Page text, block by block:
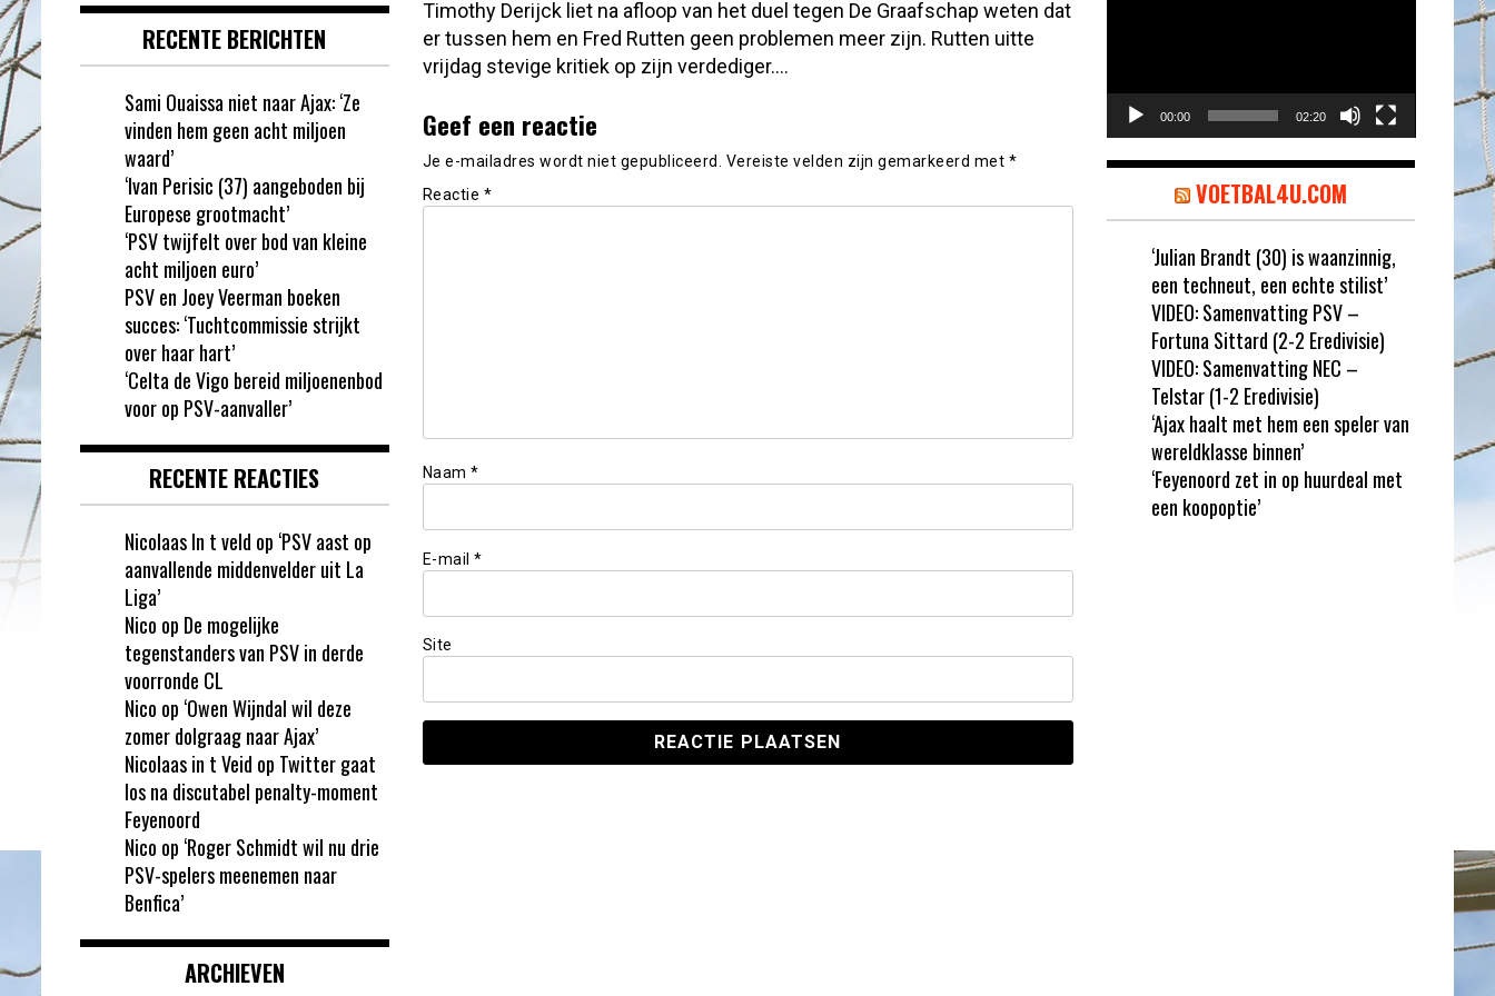
Timothy Derijck liet na afloop van het duel tegen De Graafschap weten dat
er tussen hem en Fred Rutten geen problemen meer zijn. Rutten uitte
vrijdag stevige kritiek op zijn verdediger....
Geef een reactie
Je e-mailadres wordt niet gepubliceerd. Vereiste velden zijn gemarkeerd met *
Reactie *
Naam *
E-mail *
Site
RECENTE BERICHTEN
Sami Ouaissa niet naar Ajax: ‘Ze
vinden hem geen acht miljoen
waard’
‘Ivan Perisic (37) aangeboden bij
Europese grootmacht’
‘PSV twijfelt over bod van kleine
acht miljoen euro’
PSV en Joey Veerman boeken
succes: ‘Tuchtcommissie strijkt
over haar hart’
‘Celta de Vigo bereid miljoenenbod
voor op PSV-aanvaller’
RECENTE REACTIES
Nicolaas In t veld op ‘PSV aast op
aanvallende middenvelder uit La
Liga’
Nico op De mogelijke
tegenstanders van PSV in derde
voorronde CL
Nico op ‘Owen Wijndal wil deze
zomer dolgraag naar Ajax’
Nicolaas in t Veid op Twitter gaat
los na discutabel penalty-moment
Feyenoord
Nico op ‘Roger Schmidt wil nu drie
PSV-spelers meenemen naar
Benfica’
ARCHIEVEN
00:00 02:20
VOETBAL4U.COM
‘Julian Brandt (30) is waanzinnig,
een techneut, een echte stilist’
VIDEO: Samenvatting PSV –
Fortuna Sittard (2-2 Eredivisie)
VIDEO: Samenvatting NEC –
Telstar (1-2 Eredivisie)
‘Ajax haalt met hem een speler van
wereldklasse binnen’
‘Feyenoord zet in op huurdeal met
een koopoptie’